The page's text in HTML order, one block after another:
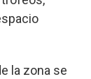
la zona se